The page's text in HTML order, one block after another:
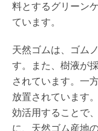
料とするグリーン
ています。
天然ゴムは、ゴム
す。また、樹液が
されています。一
放置されています
効活用することで
に、天然ゴム産地